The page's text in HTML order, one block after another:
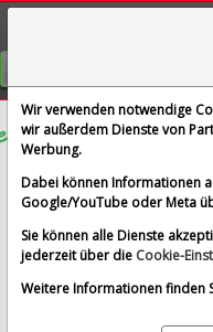
Dentsply
im Vergleich mit
Wir verwenden notwendige
wir außerdem Dienste von
Werbung.
Dabei können Informationen
Google/YouTube oder Meta
Sie können alle Dienste
jederzeit über die Cookie-
Weitere Informationen finden